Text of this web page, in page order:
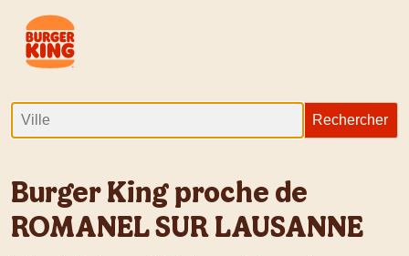
Burger King proche de
ROMANEL SUR LAUSANNE